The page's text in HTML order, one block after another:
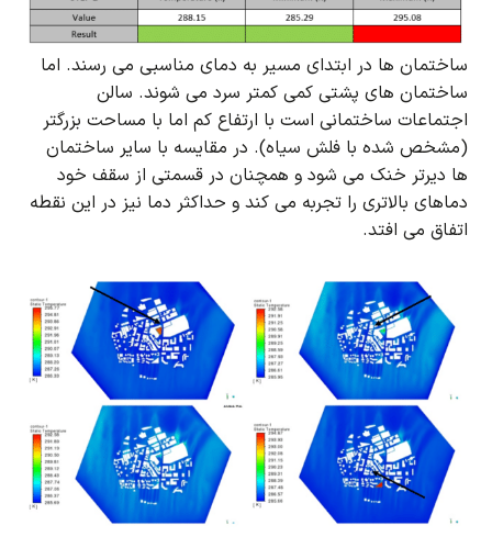
ساختمان ها در ابتدای مسیر به دمای مناسبی می رسند. اما
ساختمان های پشتی کمی کمتر سرد می شوند. سالن
اجتماعات ساختمانی است با ارتفاع کم اما با مساحت بزرگتر
(مشخص شده با فلش سیاه). در مقایسه با سایر ساختمان
ها دیرتر خنک می شود و همچنان در قسمتی از سقف خود
دماهای بالاتری را تجربه می کند و حداکثر دما نیز در این نقطه
اتفاق می افتد.